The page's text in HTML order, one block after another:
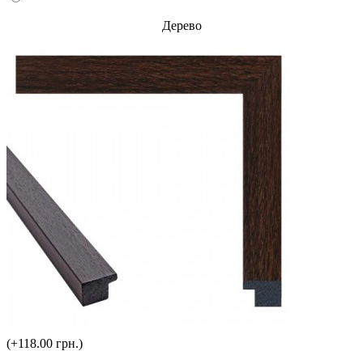
Дерево
(+118.00 грн.)